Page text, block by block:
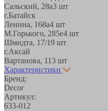
Сальский, 28a3 шт
г.Батайск
Ленина, 168а4 шт
М.Горького, 285е4 шт
Шмидта, 17/19 шт
г.Аксай
Вартанова, 113 шт
Характеристики
Бренд:
Decor
Артикул:
633-012